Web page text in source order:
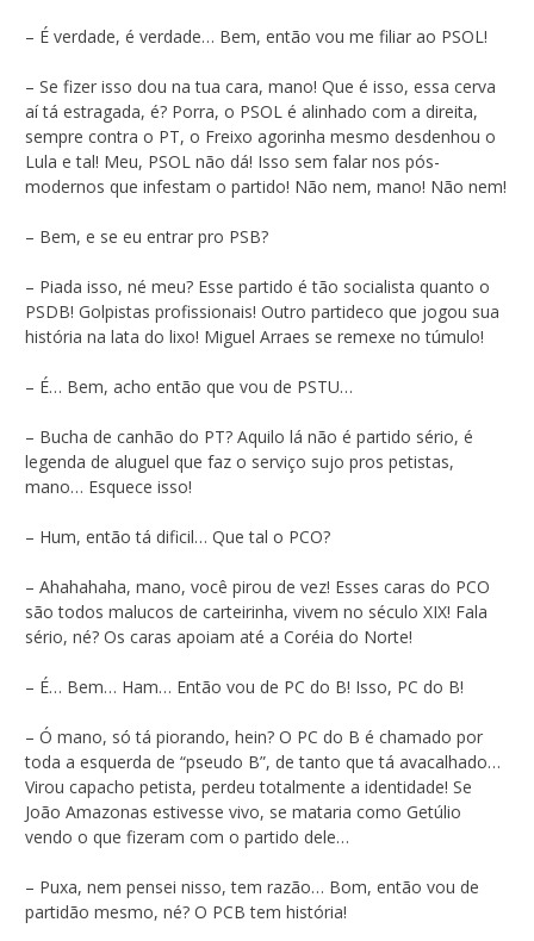
– É verdade, é verdade… Bem, então vou me filiar ao PSOL!
– Se fizer isso dou na tua cara, mano! Que é isso, essa cerva
aí tá estragada, é? Porra, o PSOL é alinhado com a direita,
sempre contra o PT, o Freixo agorinha mesmo desdenhou o
Lula e tal! Meu, PSOL não dá! Isso sem falar nos pós-
modernos que infestam o partido! Não nem, mano! Não nem!
– Bem, e se eu entrar pro PSB?
– Piada isso, né meu? Esse partido é tão socialista quanto o
PSDB! Golpistas profissionais! Outro partideco que jogou sua
história na lata do lixo! Miguel Arraes se remexe no túmulo!
– É… Bem, acho então que vou de PSTU…
– Bucha de canhão do PT? Aquilo lá não é partido sério, é
legenda de aluguel que faz o serviço sujo pros petistas,
mano… Esquece isso!
– Hum, então tá dificil… Que tal o PCO?
– Ahahahaha, mano, você pirou de vez! Esses caras do PCO
são todos malucos de carteirinha, vivem no século XIX! Fala
sério, né? Os caras apoiam até a Coréia do Norte!
– É… Bem… Ham… Então vou de PC do B! Isso, PC do B!
– Ó mano, só tá piorando, hein? O PC do B é chamado por
toda a esquerda de “pseudo B”, de tanto que tá avacalhado…
Virou capacho petista, perdeu totalmente a identidade! Se
João Amazonas estivesse vivo, se mataria como Getúlio
vendo o que fizeram com o partido dele…
– Puxa, nem pensei nisso, tem razão… Bom, então vou de
partidão mesmo, né? O PCB tem história!